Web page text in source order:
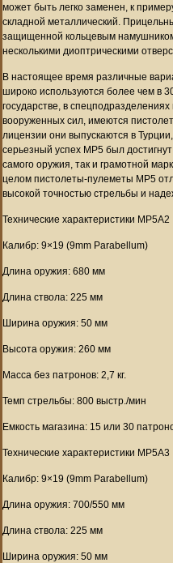
может быть легко заменен, к
складной металлический.
защищенной кольцевым
несколькими диоптрическими
В настоящее время различные
широко используются более чем в
государстве, в
вооруженных сил, имеются
лицензии они выпускаются в
серьезный успех MP5 был
самого оружия, так и грамотной
целом пистолеты-пулеметы MP5
высокой точностью стрельбы и
Технические характеристики MP5A2
Калибр: 9×19 (9mm Parabellum)
Длина оружия: 680 мм
Длина ствола: 225 мм
Ширина оружия: 50 мм
Высота оружия: 260 мм
Масса без патронов: 2,7 кг.
Темп стрельбы: 800 выстр./мин
Емкость магазина: 15 или 30
Технические характеристики MP5A3
Калибр: 9×19 (9mm Parabellum)
Длина оружия: 700/550 мм
Длина ствола: 225 мм
Ширина оружия: 50 мм